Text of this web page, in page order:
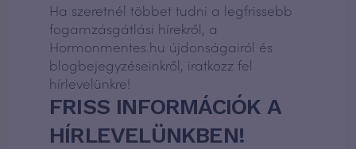
Ha szeretnél többet tudni a legfrissebb
fogamzásgátlási hírekről, a
Hormonmentes.hu újdonságairól és
blogbejegyzéseinkről, iratkozz fel
hírlevelünkre!
FRISS INFORMÁCIÓK A
HÍRLEVELÜNKBEN!